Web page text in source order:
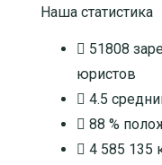
Наша статистика
51808
юристов
4.5
88 %
4 585 135